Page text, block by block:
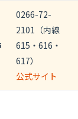
0266-72-
2101（内線
615・616・
617）
公式サイト